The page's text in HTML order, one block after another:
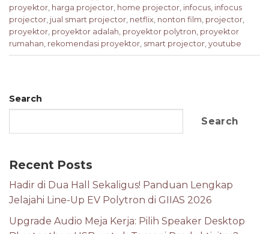
proyektor, harga projector, home projector, infocus, infocus
projector, jual smart projector, netflix, nonton film, projector,
proyektor, proyektor adalah, proyektor polytron, proyektor
rumahan, rekomendasi proyektor, smart projector, youtube
Search
Search
Recent Posts
Hadir di Dua Hall Sekaligus! Panduan Lengkap
Jelajahi Line-Up EV Polytron di GIIAS 2026
Upgrade Audio Meja Kerja: Pilih Speaker Desktop